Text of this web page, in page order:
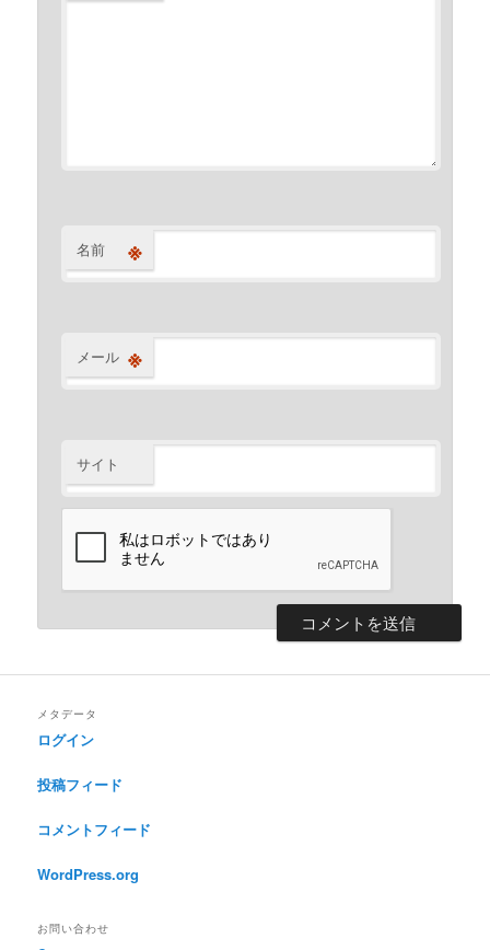
名前 ※
メール ※
サイト
メタデータ
ログイン
投稿フィード
コメントフィード
WordPress.org
お問い合わせ